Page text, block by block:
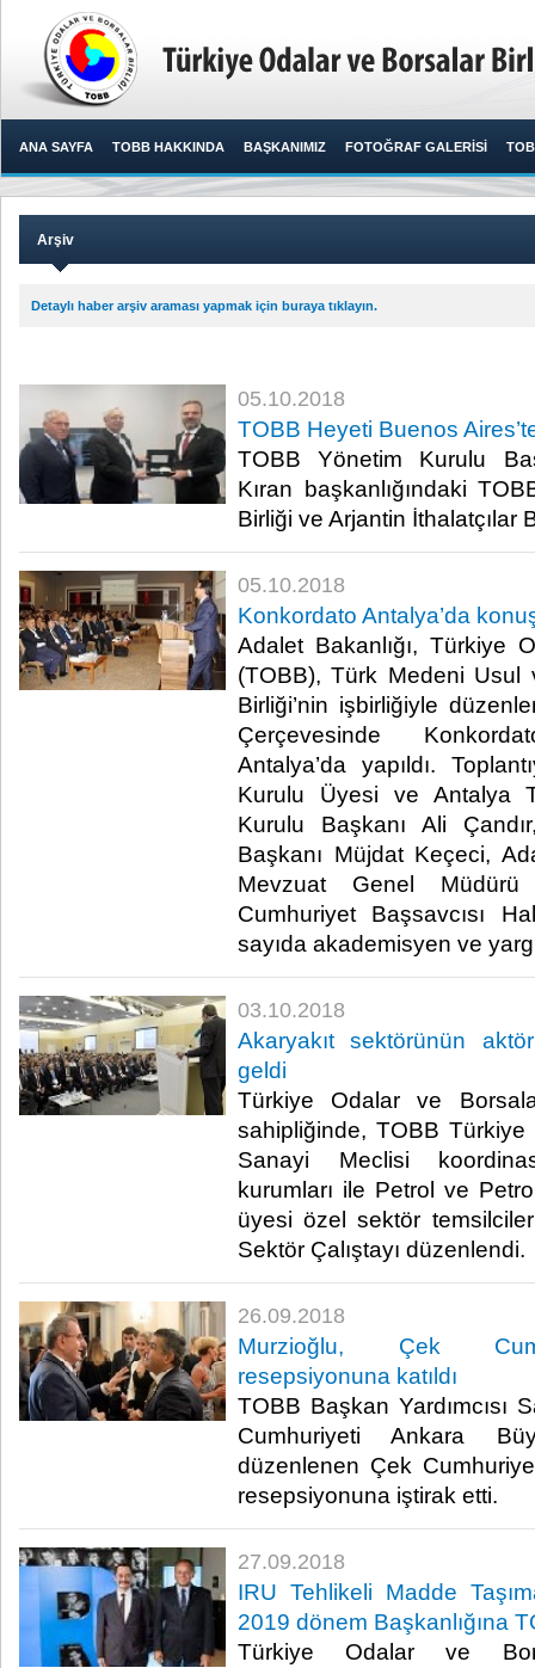
ANA SAYFA TOBB HAKKINDA BAŞKANIMIZ FOTOĞRAF GALERİSİ
Arşiv
Detaylı haber arşiv araması yapmak için buraya tıklayın.
05.10.2018
TOBB Heyeti Buenos
TOBB Yönetim Kurulu
Kıran başkanlığındaki
Birliği ve Arjantin İthalatçılar
05.10.2018
Konkordato Antalya’da
Adalet Bakanlığı, Türkiye
(TOBB), Türk Medeni Usul
Birliği’nin işbirliğiyle
Çerçevesinde
Antalya’da yapıldı.
Kurulu Üyesi ve Antalya
Kurulu Başkanı Ali
Başkanı Müjdat Keçeci,
Mevzuat Genel
Cumhuriyet Başsavcısı
sayıda akademisyen ve
03.10.2018
Akaryakıt sektörünün
geldi
Türkiye Odalar ve
sahipliğinde, TOBB
Sanayi Meclisi
kurumları ile Petrol ve
üyesi özel sektör
Sektör Çalıştayı düzenlendi. ​
26.09.2018
Murzioğlu, Çek
resepsiyonuna katıldı
TOBB Başkan Yardımcısı
Cumhuriyeti Ankara
düzenlenen Çek
resepsiyonuna iştirak etti.​
27.09.2018
IRU Tehlikeli Madde
2019 dönem Başkanlığına
Türkiye Odalar ve